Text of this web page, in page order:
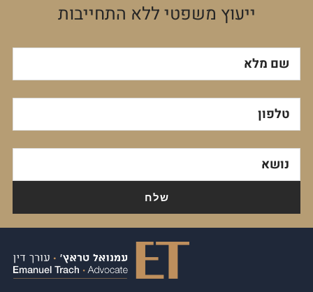
ייעוץ משפטי ללא התחייבות
שם מלא
טלפון
נושא